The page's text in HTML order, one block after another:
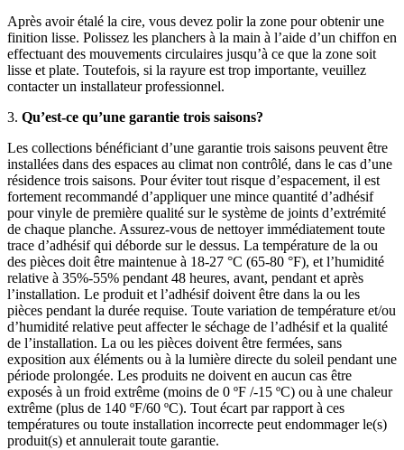
Après avoir étalé la cire, vous devez polir la zone pour obtenir une
finition lisse. Polissez les planchers à la main à l’aide d’un chiffon en
effectuant des mouvements circulaires jusqu’à ce que la zone soit
lisse et plate. Toutefois, si la rayure est trop importante, veuillez
contacter un installateur professionnel.
3. Qu’est-ce qu’une garantie trois saisons?
Les collections bénéficiant d’une garantie trois saisons peuvent être
installées dans des espaces au climat non contrôlé, dans le cas d’une
résidence trois saisons. Pour éviter tout risque d’espacement, il est
fortement recommandé d’appliquer une mince quantité d’adhésif
pour vinyle de première qualité sur le système de joints d’extrémité
de chaque planche. Assurez-vous de nettoyer immédiatement toute
trace d’adhésif qui déborde sur le dessus. La température de la ou
des pièces doit être maintenue à 18-27 °C (65-80 °F), et l’humidité
relative à 35%-55% pendant 48 heures, avant, pendant et après
l’installation. Le produit et l’adhésif doivent être dans la ou les
pièces pendant la durée requise. Toute variation de température et/ou
d’humidité relative peut affecter le séchage de l’adhésif et la qualité
de l’installation. La ou les pièces doivent être fermées, sans
exposition aux éléments ou à la lumière directe du soleil pendant une
période prolongée. Les produits ne doivent en aucun cas être
exposés à un froid extrême (moins de 0 ºF /-15 ºC) ou à une chaleur
extrême (plus de 140 ºF/60 ºC). Tout écart par rapport à ces
températures ou toute installation incorrecte peut endommager le(s)
produit(s) et annulerait toute garantie.